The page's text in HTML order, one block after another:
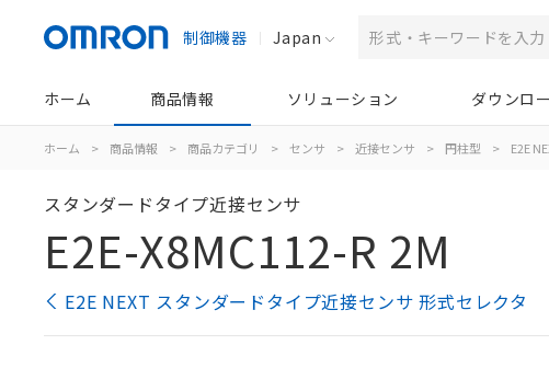
制御機器 Japan
ホーム 商品情報 ソリューション ダウンロ
ホーム > 商品情報 > 商品カテゴリ > センサ > 近接センサ > 円柱型 > E2E
スタンダードタイプ近接センサ
E2E-X8MC112-R 2M
E2E NEXT スタンダードタイプ近接センサ 形式セレクタ